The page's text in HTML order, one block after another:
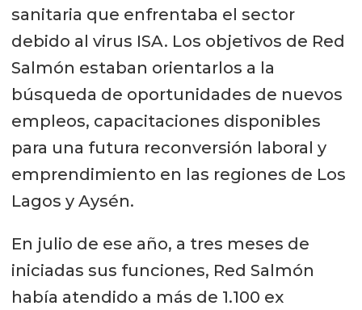
sanitaria que enfrentaba el sector
debido al virus ISA. Los objetivos de Red
Salmón estaban orientarlos a la
búsqueda de oportunidades de nuevos
empleos, capacitaciones disponibles
para una futura reconversión laboral y
emprendimiento en las regiones de Los
Lagos y Aysén.
En julio de ese año, a tres meses de
iniciadas sus funciones, Red Salmón
había atendido a más de 1.100 ex